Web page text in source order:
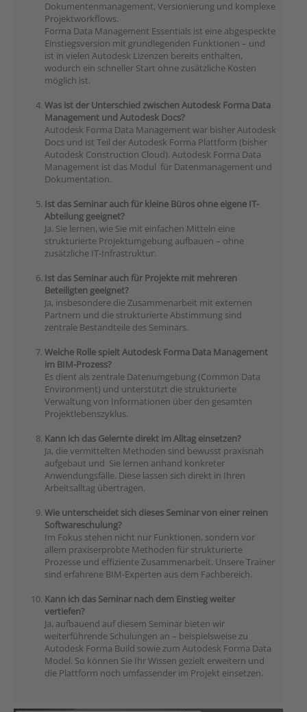
Dokumentenmanagement, Versionierung und komplexe
Projektworkflows.
Forma Data Management Essentials ist eine abgespeckte
Einstiegsversion mit grundlegenden Funktionen – und
ist in vielen Autodesk Lizenzen bereits enthalten,
wodurch ein schneller Start ohne zusätzliche Kosten
möglich ist.
Was ist der Unterschied zwischen Autodesk Forma Data
Management und Autodesk Docs?
Autodesk Forma Data Management war bisher Autodesk
Docs und ist Teil der Autodesk Forma Plattform (bisher
Autodesk Construction Cloud). Autodesk Forma Data
Management ist das Modul für Datenmanagement und
Dokumentation.
Ist das Seminar auch für kleine Büros ohne eigene IT-
Abteilung geeignet?
Ja. Sie lernen, wie Sie mit einfachen Mitteln eine
strukturierte Projektumgebung aufbauen – ohne
zusätzliche IT-Infrastruktur.
Ist das Seminar auch für Projekte mit mehreren
Beteiligten geeignet?
Ja, insbesondere die Zusammenarbeit mit externen
Partnern und die strukturierte Abstimmung sind
zentrale Bestandteile des Seminars.
Welche Rolle spielt Autodesk Forma Data Management
im BIM-Prozess?
Es dient als zentrale Datenumgebung (Common Data
Environment) und unterstützt die strukturierte
Verwaltung von Informationen über den gesamten
Projektlebenszyklus.
Kann ich das Gelernte direkt im Alltag einsetzen?
Ja, die vermittelten Methoden sind bewusst praxisnah
aufgebaut und Sie lernen anhand konkreter
Anwendungsfälle. Diese lassen sich direkt in Ihren
Arbeitsalltag übertragen.
Wie unterscheidet sich dieses Seminar von einer reinen
Softwareschulung?
Im Fokus stehen nicht nur Funktionen, sondern vor
allem praxiserprobte Methoden für strukturierte
Prozesse und effiziente Zusammenarbeit. Unsere Trainer
sind erfahrene BIM-Experten aus dem Fachbereich.
Kann ich das Seminar nach dem Einstieg weiter
vertiefen?
Ja, aufbauend auf diesem Seminar bieten wir
weiterführende Schulungen an – beispielsweise zu
Autodesk Forma Build sowie zum Autodesk Forma Data
Model. So können Sie Ihr Wissen gezielt erweitern und
die Plattform noch umfassender im Projekt einsetzen.